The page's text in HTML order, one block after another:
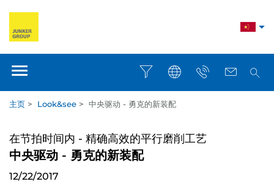
主页 > Look&see > 中央驱动 - 勇克的新装配
在节拍时间内 - 精确高效的平行磨削工艺
中央驱动 - 勇克的新装配
12/22/2017